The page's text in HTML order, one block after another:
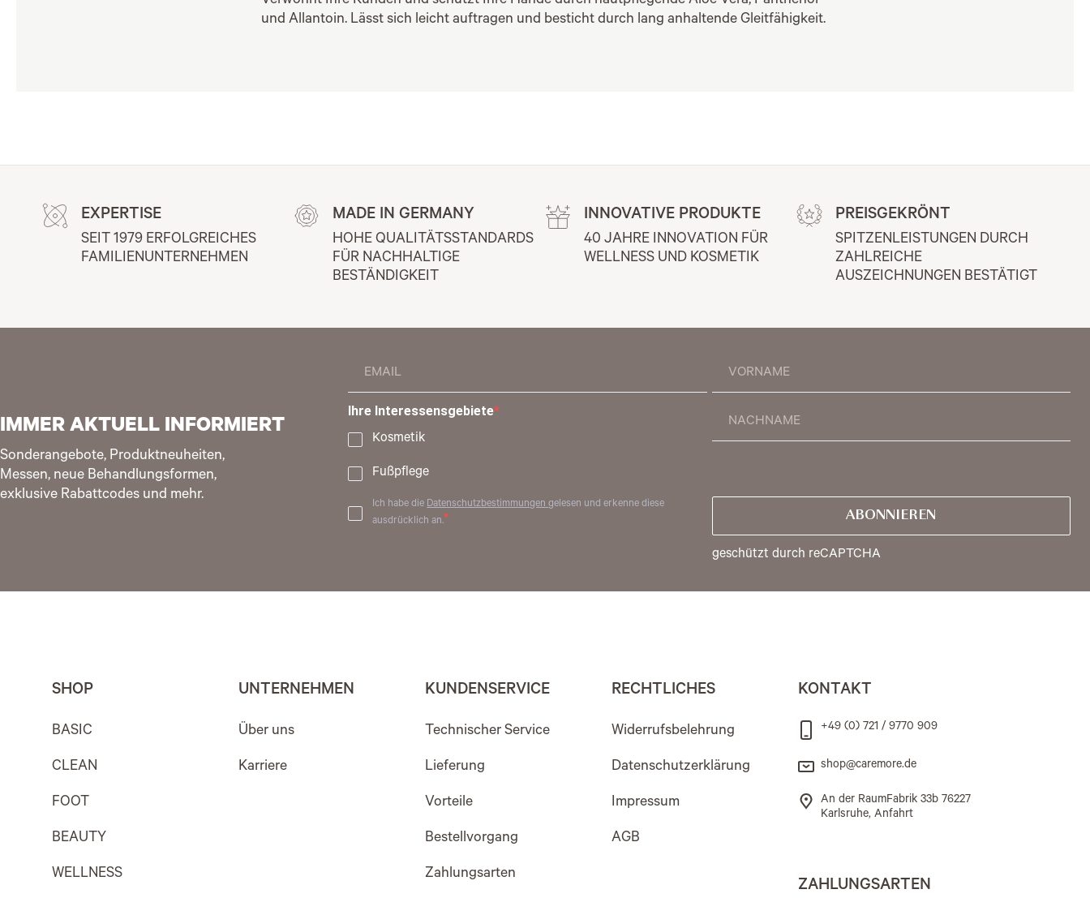
und Allantoin. Lässt sich leicht auftragen und besticht durch lang anhaltende Gleitfähigkeit.
EXPERTISE
SEIT 1979 ERFOLGREICHES
FAMILIENUNTERNEHMEN
MADE IN GERMANY
HOHE QUALITÄTSSTANDARDS
FÜR NACHHALTIGE
BESTÄNDIGKEIT
INNOVATIVE PRODUKTE
40 JAHRE INNOVATION FÜR
WELLNESS UND KOSMETIK
PREISGEKRÖNT
SPITZENLEISTUNGEN DURCH
ZAHLREICHE
AUSZEICHNUNGEN BESTÄTIGT
IMMER AKTUELL INFORMIERT
Sonderangebote, Produktneuheiten,
Messen, neue Behandlungsformen,
exklusive Rabattcodes und mehr.
Ihre Interessensgebiete
Kosmetik
Fußpflege
Ich habe dieDatenschutzbestimmungengelesen und erkenne diese
ausdrücklich an.
ABONNIEREN
geschützt durch reCAPTCHA
SHOP
BASIC
CLEAN
FOOT
BEAUTY
WELLNESS
UNTERNEHMEN
Über uns
Karriere
KUNDENSERVICE
Technischer Service
Lieferung
Vorteile
Bestellvorgang
Zahlungsarten
RECHTLICHES
Widerrufsbelehrung
Datenschutzerklärung
Impressum
AGB
KONTAKT
+49 (0) 721 / 9770 909
shop@caremore.de
An der RaumFabrik 33b 76227
Karlsruhe, Anfahrt
ZAHLUNGSARTEN